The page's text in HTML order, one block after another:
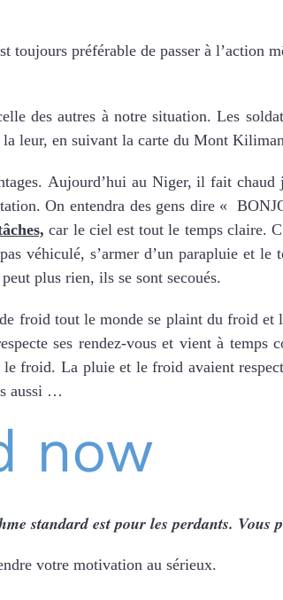
toujours préférable de passer à l’action
des autres à notre situation. Les
la leur, en suivant la carte du Mont
Aujourd’hui au Niger, il fait
On entendra des gens dire «
car le ciel est tout le temps claire.
véhiculé, s’armer d’un parapluie et
plus rien, ils se sont secoués.
froid tout le monde se plaint du froid
ses rendez-vous et vient à temps
froid. La pluie et le froid avaient
aussi …
now
standard est pour les perdants. Vous
votre motivation au sérieux.